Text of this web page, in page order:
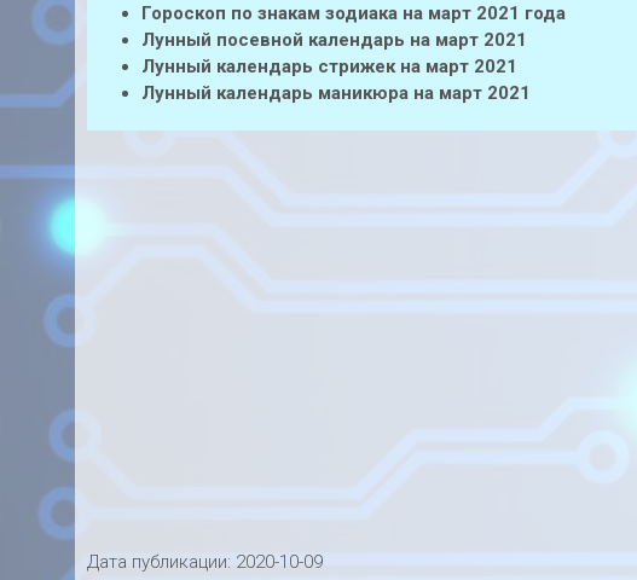
Гороскоп по знакам зодиака на март 2021 года
Лунный посевной календарь на март 2021
Лунный календарь стрижек на март 2021
Лунный календарь маникюра на март 2021
Дата публикации: 2020-10-09